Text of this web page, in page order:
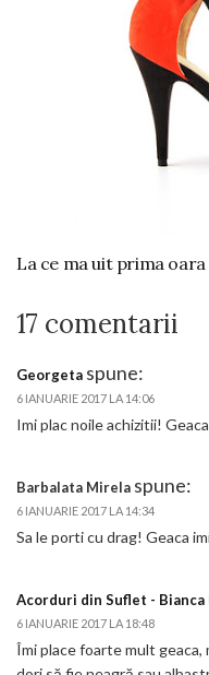
La ce ma uit prima
17 comentarii
Georgeta spune:
6 IANUARIE 2017 LA 14:06
Imi plac noile achizitii!
Barbalata Mirela spune:
6 IANUARIE 2017 LA 14:34
Sa le porti cu drag! Geaca
Acorduri din Suflet - Bianca
6 IANUARIE 2017 LA 18:48
Îmi place foarte mult geaca,